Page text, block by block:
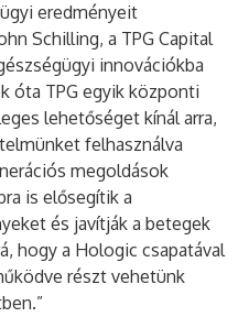
eredményeit
Schilling, a TPG Capital
innovációkba
óta TPG egyik központi
lehetőséget kínál arra,
felhasználva
megoldások
is elősegítik a
és javítják a betegek
hogy a Hologic csapatával
részt vehetünk